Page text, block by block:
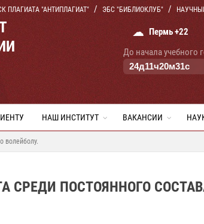
ПЛАГИАТА "АНТИПЛАГИАТ" ЭБС "БИБЛИОКЛУБ"
☁ Пермь +22
До начала учебного
24д11ч20м30с
НАШ ИНСТИТУТ ВАКАНСИИ
волейболу.
СРЕДИ ПОСТОЯННОГО